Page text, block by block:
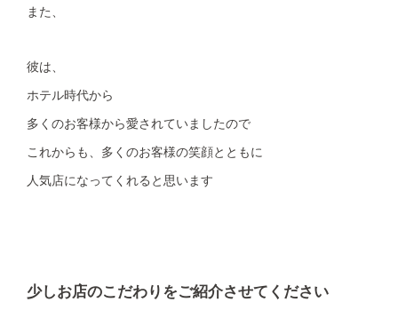
また、
彼は、
ホテル時代から
多くのお客様から愛されていましたので
これからも、多くのお客様の笑顔とともに
人気店になってくれると思います
少しお店のこだわりをご紹介させてください